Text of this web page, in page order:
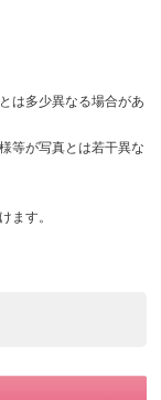
は多少異なる場合があ
等が写真とは若干異な
ます。